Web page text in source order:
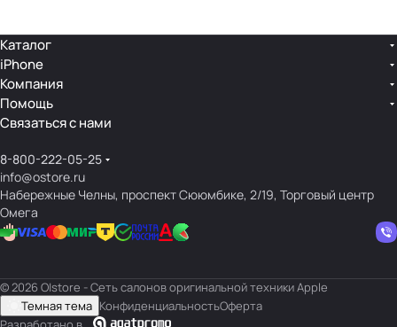
Каталог
iPhone
Компания
Помощь
Связаться с нами
8-800-222-05-25
info@ostore.ru
Набережные Челны, проспект Сююмбике, 2/19, Торговый центр
Омега
© 2026 O|store - Сеть салонов оригинальной техники Apple
Темная тема КонфиденциальностьОферта